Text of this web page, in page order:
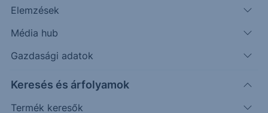
Elemzések
Média hub
Gazdasági adatok
Keresés és árfolyamok
Termék keresők
Árfolyam dátuma: